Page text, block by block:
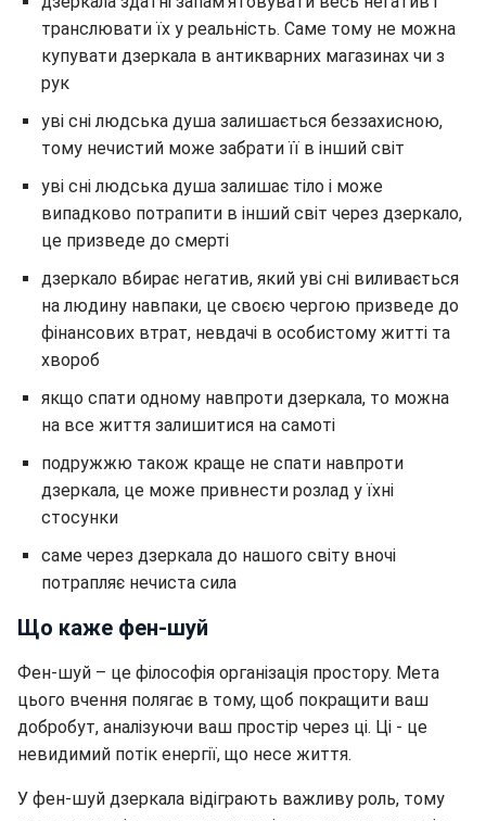
транслювати їх у реальність. Саме тому не можна
купувати дзеркала в антикварних магазинах чи з
рук
уві сні людська душа залишається беззахисною,
тому нечистий може забрати її в інший світ
уві сні людська душа залишає тіло і може
випадково потрапити в інший світ через дзеркало,
це призведе до смерті
дзеркало вбирає негатив, який уві сні виливається
на людину навпаки, це своєю чергою призведе до
фінансових втрат, невдачі в особистому житті та
хвороб
якщо спати одному навпроти дзеркала, то можна
на все життя залишитися на самоті
подружжю також краще не спати навпроти
дзеркала, це може привнести розлад у їхні
стосунки
саме через дзеркала до нашого світу вночі
потрапляє нечиста сила
Що каже фен-шуй
Фен-шуй – це філософія організація простору. Мета
цього вчення полягає в тому, щоб покращити ваш
добробут, аналізуючи ваш простір через ці. Ці - це
невидимий потік енергії, що несе життя.
У фен-шуй дзеркала відіграють важливу роль, тому